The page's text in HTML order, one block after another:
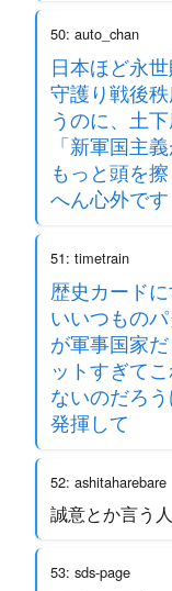
50: auto_chan
日本ほど永
守護り戦後
うのに、土
「新軍国主
もっと頭を
へん心外です
51: timetrain
歴史カード
いいつもの
が軍事国家
ットすぎて
ないのだろ
発揮して
52: ashitaharebare
誠意とか言う
53: sds-page